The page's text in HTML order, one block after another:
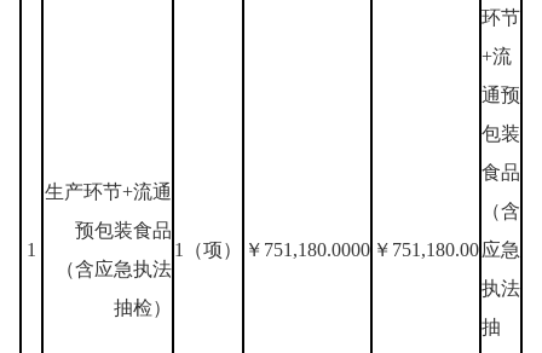
1
生产环节+流通
预包装食品
（含应急执法
抽检）
1（项） ￥751,180.0000 ￥751,180.00
环节
+流
通预
包装
食品
（含
应急
执法
抽